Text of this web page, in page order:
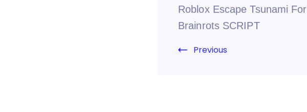
Roblox Escape Tsunami For
Brainrots SCRIPT
Previous